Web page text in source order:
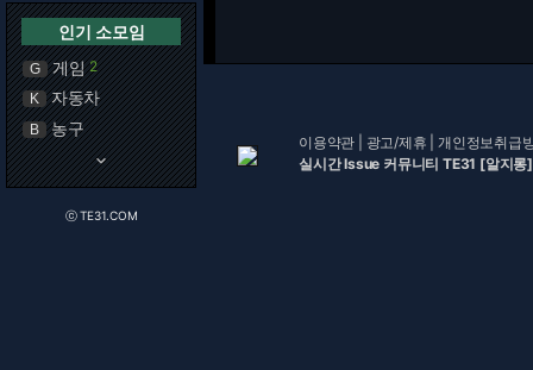
인기 소모임
G 게임 2
K 자동차
B 농구
keyboard_arrow_down
ⓒ TE31.COM
이용약관 광고/제휴 |개인정보취급
실시간 Issue 커뮤니티 TE31 [알지